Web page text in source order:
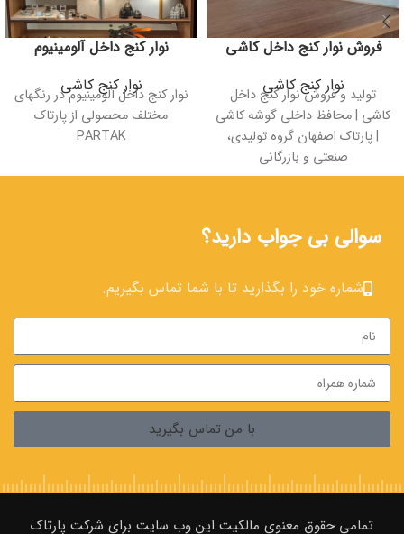
فروش نوار کنج داخل کاشی
نوار کنج کاشی
تولید و فروش نوار کنج داخل
کاشی | محافظ داخلی گوشه کاشی
| پارتاک اصفهان گروه تولیدی،
صنعتی و بازرگانی
نوار کنج داخل آلومینیوم
نوار کنج کاشی
نوار کنج داخل آلومینیوم در رنگهای
مختلف محصولی از پارتاک
PARTAK
سوالی بی جواب دارید؟
شماره خود را بگذارید تا با شما تماس بگیریم.
با من تماس بگیرید
تمامی حقوق معنوی مالکیت این وب‌ سایت برای شرکت پارتاک